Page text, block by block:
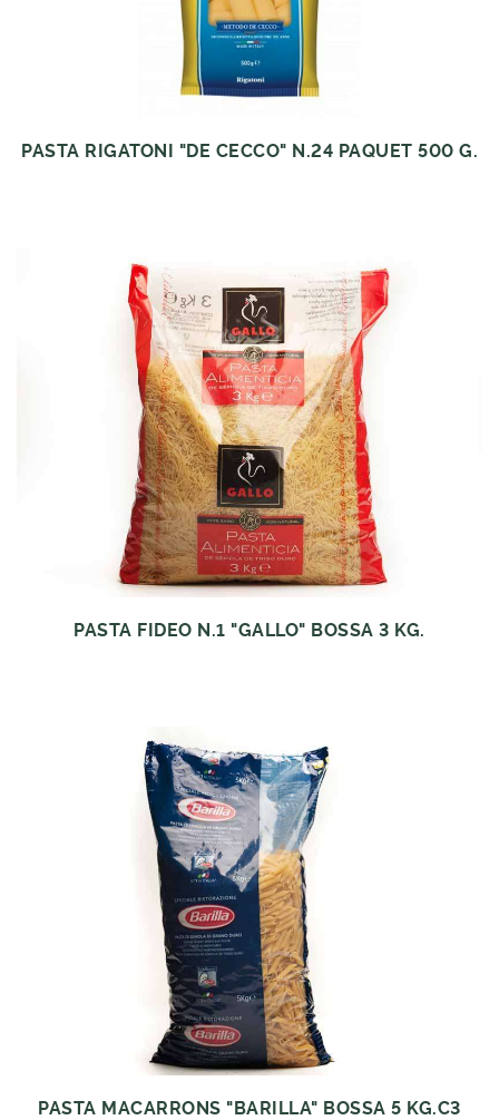
PASTA RIGATONI "DE CECCO" N.24 PAQUET 500 G.
PASTA FIDEO N.1 "GALLO" BOSSA 3 KG.
PASTA MACARRONS "BARILLA" BOSSA 5 KG.C3